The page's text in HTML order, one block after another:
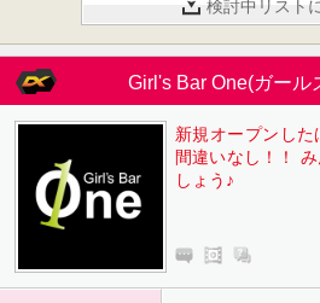
検討中リスト
Girl's Bar One(ガール
新規オープンした
間違いなし！！
しょう♪